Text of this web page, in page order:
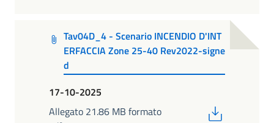
Tav04D_4 - Scenario INCENDIO D'INT
ERFACCIA Zone 25-40 Rev2022-signe
d
17-10-2025
Allegato 21.86 MB formato